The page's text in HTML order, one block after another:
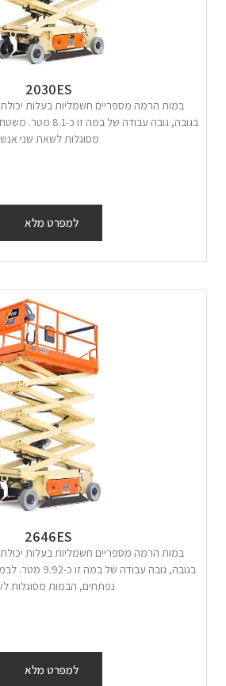
2030ES
במות הרמה מספריים חשמליות בעלות
בגובה, גובה עבודה
מסוגלות לשאת שני
למפרט מלא
2646ES
במות הרמה מספריים חשמליות בעלות
בגובה, גובה
נפתחים, הבמות מסוגלות
למפרט מלא